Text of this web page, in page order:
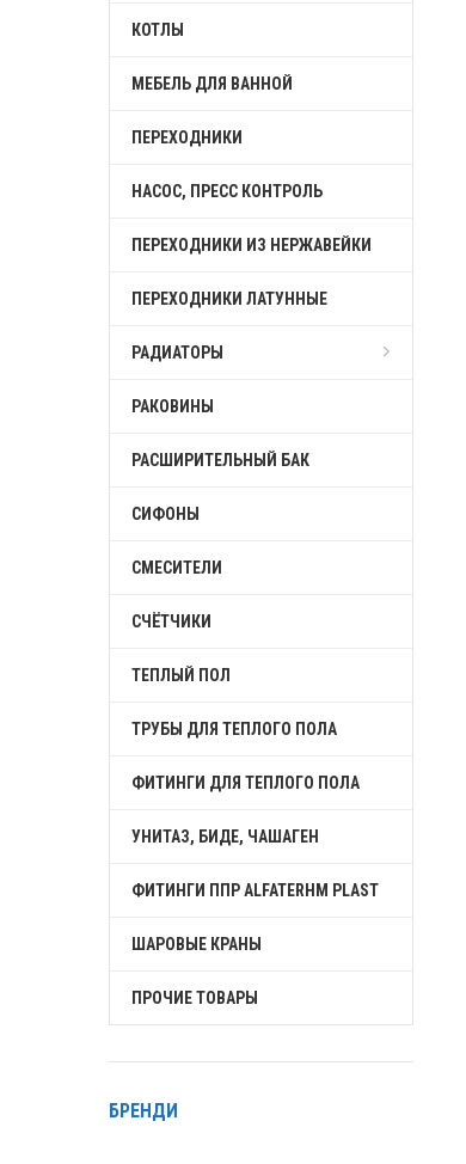
КОТЛЫ
МЕБЕЛЬ ДЛЯ ВАННОЙ
ПЕРЕХОДНИКИ
НАСОС, ПРЕСС КОНТРОЛЬ
ПЕРЕХОДНИКИ ИЗ НЕРЖАВЕЙКИ
ПЕРЕХОДНИКИ ЛАТУННЫЕ
РАДИАТОРЫ
РАКОВИНЫ
РАСШИРИТЕЛЬНЫЙ БАК
СИФОНЫ
СМЕСИТЕЛИ
СЧЁТЧИКИ
ТЕПЛЫЙ ПОЛ
ТРУБЫ ДЛЯ ТЕПЛОГО ПОЛА
ФИТИНГИ ДЛЯ ТЕПЛОГО ПОЛА
УНИТАЗ, БИДЕ, ЧАШАГЕН
ФИТИНГИ ППР ALFATERHM PLAST
ШАРОВЫЕ КРАНЫ
ПРОЧИЕ ТОВАРЫ
БРЕНДИ